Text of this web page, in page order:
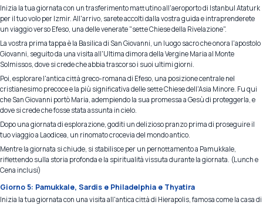
Inizia la tua giornata con un trasferimento mattutino all'aeroporto di Istanbul Ataturk
per il tuo volo per Izmir. All'arrivo, sarete accolti dalla vostra guida e intraprenderete
un viaggio verso Efeso, una delle venerate "sette Chiese della Rivelazione".
La vostra prima tappa è la Basilica di San Giovanni, un luogo sacro che onora l'apostolo
Giovanni, seguito da una visita all'Ultima dimora della Vergine Maria al Monte
Solmissos, dove si crede che abbia trascorso i suoi ultimi giorni.
Poi, esplorare l'antica città greco-romana di Efeso, una posizione centrale nel
cristianesimo precoce e la più significativa delle sette Chiese dell'Asia Minore. Fu qui
che San Giovanni portò Maria, adempiendo la sua promessa a Gesù di proteggerla, e
dove si crede che fosse stata assunta in cielo.
Dopo una giornata di esplorazione, goditi un delizioso pranzo prima di proseguire il
tuo viaggio a Laodicea, un rinomato crocevia del mondo antico.
Mentre la giornata si chiude, si stabilisce per un pernottamento a Pamukkale,
riflettendo sulla storia profonda e la spiritualità vissuta durante la giornata. (Lunch e
Cena inclusi)
Giorno 5: Pamukkale, Sardis e Philadelphia e Thyatira
Inizia la tua giornata con una visita all'antica città di Hierapolis, famosa come la casa di